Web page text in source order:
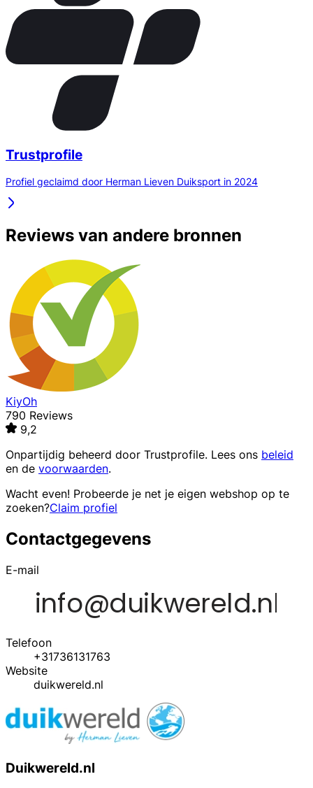
Trustprofile
Profiel geclaimd door Herman Lieven Duiksport in 2024
Reviews van andere bronnen
KiyOh
790 Reviews
9,2
Onpartijdig beheerd door Trustprofile. Lees ons beleid
en de voorwaarden.
Wacht even! Probeerde je net je eigen webshop op te
zoeken?Claim profiel
Contactgegevens
E-mail
Telefoon
+31736131763
Website
duikwereld.nl
Duikwereld.nl